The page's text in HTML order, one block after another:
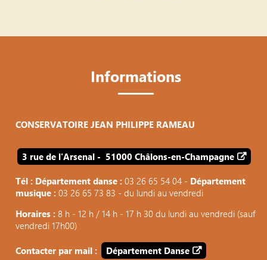
Informations
CONSERVATOIRE JEAN PHILIPPE RAMEAU
3 rue de l'Arsenal - 51000 Châlons-en-Champagne
Tél : Département danse : 03 26 65 54 04 - Département
musique :03 26 65 73 83 - du lundi au vendredi
Horaires : 8 h - 12 h / 14 h - 17 h 30 du lundi au vendredi (sauf
vendredi 17h00)
Contacter par mail :
Département Danse